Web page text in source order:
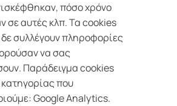
πόσο χρόνο
σε αυτές κλπ. Τα cookies
συλλέγουν πληροφορίες
να σας
Παράδειγμα cookies
που
Google Analytics.